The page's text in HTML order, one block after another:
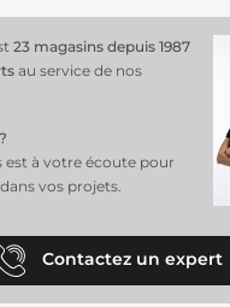
23 magasins depuis 1987
au service de nos
est à votre écoute pour
vos projets.
Contactez un expert